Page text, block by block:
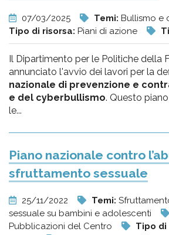
07/03/2025 Temi: Bullismo e
Tipo di risorsa: Piani di azione
Il Dipartimento per le Politiche della
annunciato l'avvio dei lavori per la
nazionale di prevenzione e
e del cyberbullismo. Questo
le...
Piano nazionale contro
sfruttamento sessuale
25/11/2022 Temi:
sessuale su bambini e adolescenti
Pubblicazioni del Centro
Tipo di